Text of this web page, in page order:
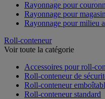
Rayonnage pour
Rayonnage pour
Rayonnage pour milieu
Roll-conteneur
Voir toute la catégorie
Accessoires pour roll-
Roll-conteneur de
Roll-conteneur
Roll-conteneur standard